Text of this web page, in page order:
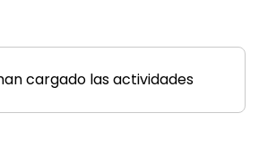
cargado las actividades